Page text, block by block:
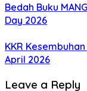
Bedah Buku
Day 2026
KKR
April 2026
Leave a Reply